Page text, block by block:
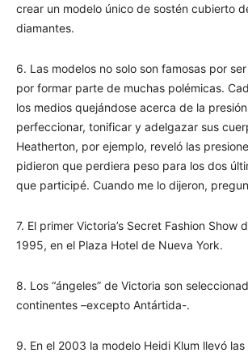
crear un modelo único de sostén cubierto
diamantes.
6. Las modelos no solo son famosas por
por formar parte de muchas polémicas.
los medios quejándose acerca de la
perfeccionar, tonificar y adelgazar sus
Heatherton, por ejemplo, reveló las
pidieron que perdiera peso para los dos
que participé. Cuando me lo dijeron,
7. El primer Victoria’s Secret Fashion Show
1995, en el Plaza Hotel de Nueva York.
8. Los “ángeles” de Victoria son
continentes –excepto Antártida-.
9. En el 2003 la modelo Heidi Klum llevó